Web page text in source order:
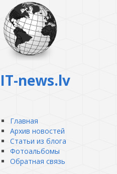
IT-news.lv
Главная
Архив новостей
Статьи из блога
Фотоальбомы
Обратная связь